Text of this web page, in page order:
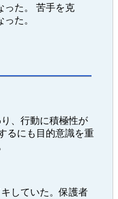
った。 苦手を克
た。
、行動に積極性が
るにも目的意識を重
していた。保護者